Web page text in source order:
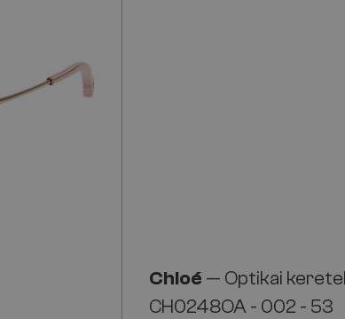
Chloé — Optikai
CH0248OA - 002 - 53